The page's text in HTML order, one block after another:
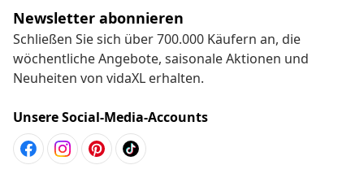
Newsletter abonnieren
Schließen Sie sich über 700.000 Käufern an, die
wöchentliche Angebote, saisonale Aktionen und
Neuheiten von vidaXL erhalten.
Unsere Social-Media-Accounts